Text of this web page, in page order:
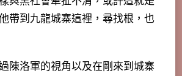
帶到九龍城寨這裡，尋找根，也
陳洛軍的視角以及在剛來到城寨